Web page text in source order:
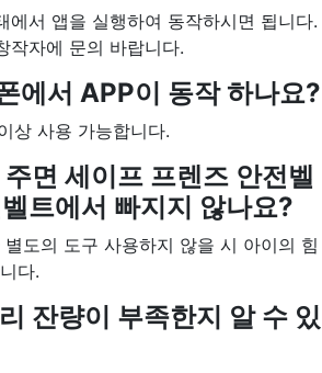
에서 앱을 실행하여 동작하시면 됩니다.
작자에 문의 바랍니다.
에서 APP이 동작 하나요?
상 사용 가능합니다.
면 세이프 프렌즈 안전벨
트에서 빠지지 않나요?
도의 도구 사용하지 않을 시 아이의 힘
다.
잔량이 부족한지 알 수 있